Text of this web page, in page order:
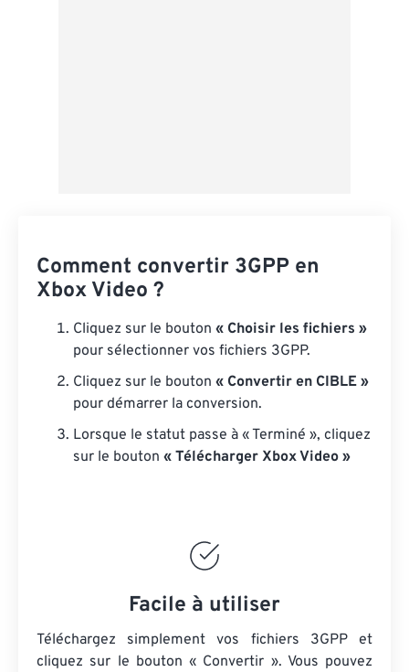
Comment convertir 3GPP en
Xbox Video ?
Cliquez sur le bouton « Choisir les fichiers »
pour sélectionner vos fichiers 3GPP.
Cliquez sur le bouton « Convertir en CIBLE »
pour démarrer la conversion.
Lorsque le statut passe à « Terminé », cliquez
sur le bouton « Télécharger Xbox Video »
Facile à utiliser
Téléchargez simplement vos fichiers 3GPP et
cliquez sur le bouton « Convertir ». Vous pouvez